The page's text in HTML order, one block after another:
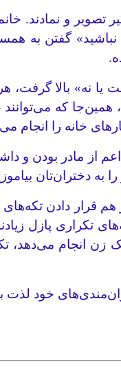
و نمادند.
نباشید» گفتن به
بالا گرفت،
که می‌توانند
خانه را
از مادر بودن
دختران‌تان
دادن تکه‌های
تکراری پازل
زن انجام
خود لذت